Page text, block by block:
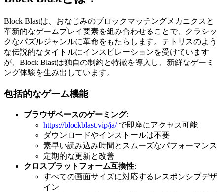
Block Blastは、おなじみのブロックマッチングメカニクスと
革新的なゲームプレイ要素を組み合わせることで、クラシッ
クなパズルジャンルに革命をもたらします。テトリスのよう
な伝説的なタイトルにインスピレーションを受けています
が、Block Blastは独自の制約と特徴を導入し、新鮮なゲーミ
ング体験を生み出しています。
包括的なゲーム機能
ブラウザベースのゲーミング:
https://blockblast.vip/ja/で即座にアクセス可能
ダウンロードやインストールは不要
素早い読み込み時間とスムーズなパフォーマンス
定期的な更新と改善
クロスプラットフォーム互換性:
すべての画面サイズに対応するレスポンシブデザ
イン